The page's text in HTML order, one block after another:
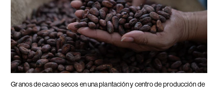
Granos de cacao secos en una plantación y centro de producción de